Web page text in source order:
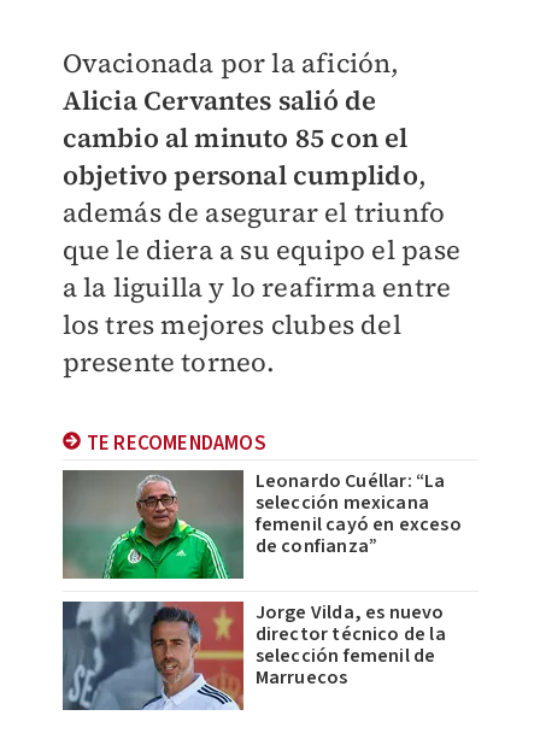
Ovacionada por la afición,
Alicia Cervantes salió de
cambio al minuto 85 con el
objetivo personal cumplido,
además de asegurar el triunfo
que le diera a su equipo el pase
a la liguilla y lo reafirma entre
los tres mejores clubes del
presente torneo.
TE RECOMENDAMOS
Leonardo Cuéllar: “La
selección mexicana
femenil cayó en exceso
de confianza”
Jorge Vilda, es nuevo
director técnico de la
selección femenil de
Marruecos